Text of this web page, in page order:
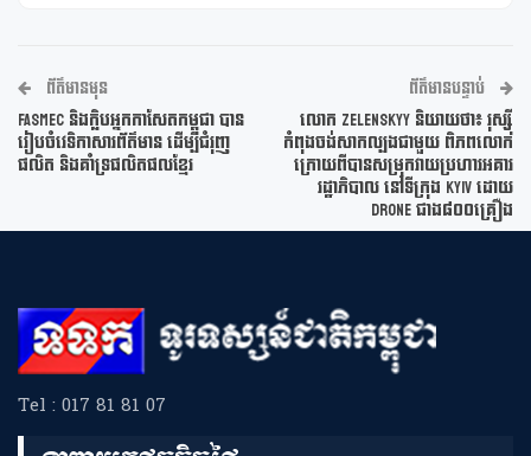
ព័ត៌មានមុន
FASMEC និងក្លិបអ្នកកាសែតកម្ពុជា បាន
រៀបចំវេទិកាសារព័ត៌មាន ដើម្បីជំរុញ
ផលិត និងគាំទ្រផលិតផលខ្មែរ
ព័ត៌មានបន្ទាប់
លោក Zelenskyy និយាយថា៖ រុស្ស៊ី
កំពុងចង់សាកល្បងជាមួយ ពិភពលោក
ក្រោយពីបានសម្រុកវាយប្រហារអគារ
រដ្ឋាភិបាល នៅទីក្រុង Kyiv ដោយ
Drone ជាង៨០០គ្រឿង
Tel : 017 81 81 07